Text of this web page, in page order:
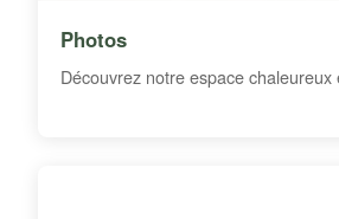
Photos
Découvrez notre espace chaleureux